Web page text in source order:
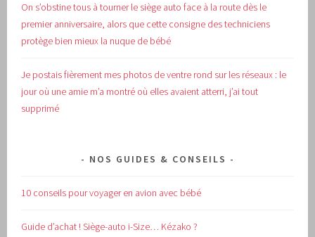
On s’obstine tous à tourner le siège auto face à la route dès le
premier anniversaire, alors que cette consigne des techniciens
protège bien mieux la nuque de bébé
Je postais fièrement mes photos de ventre rond sur les réseaux : le
jour où une amie m’a montré où elles avaient atterri, j’ai tout
supprimé
NOS GUIDES & CONSEILS
10 conseils pour voyager en avion avec bébé
Guide d’achat !Siège-auto i-Size… Kézako ?